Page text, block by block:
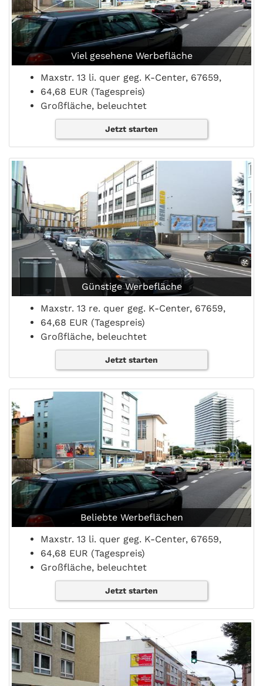
Viel gesehene Werbefläche
Maxstr. 13 li. quer geg. K-Center, 67659,
64,68 EUR (Tagespreis)
Großfläche, beleuchtet
Jetzt starten
Günstige Werbefläche
Maxstr. 13 re. quer geg. K-Center, 67659,
64,68 EUR (Tagespreis)
Großfläche, beleuchtet
Jetzt starten
Beliebte Werbeflächen
Maxstr. 13 li. quer geg. K-Center, 67659,
64,68 EUR (Tagespreis)
Großfläche, beleuchtet
Jetzt starten